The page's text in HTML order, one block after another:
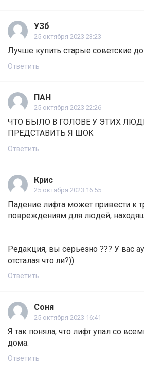
УЗб
25 октября 2023 23:23
Лучше купить старые советские
Ответить
ПАН
25 октября 2023 22:26
ЧТО БЫЛО В ГОЛОВЕ У ЭТИХ
ПРЕДСТАВИТЬ Я ШОК
Ответить
Крис
25 октября 2023 16:55
Падение лифта может привести к
повреждениям для людей,
Редакция, вы серьезно ??? У вас
отсталая что ли?))
Ответить
Соня
25 октября 2023 16:41
Я так поняла, что лифт упал со
дома.
Ответить